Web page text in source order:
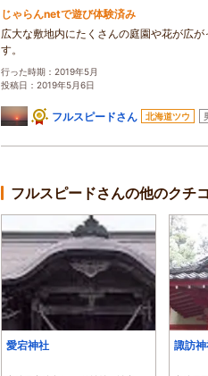
じゃらんnetで遊び体験済み
広大な敷地内にたくさんの庭園や花が広
す。
行った時期：2019年5月
投稿日：2019年5月6日
フルスピードさん 北海道ツウ
フルスピードさんの他のクチ
愛宕神社 諏訪